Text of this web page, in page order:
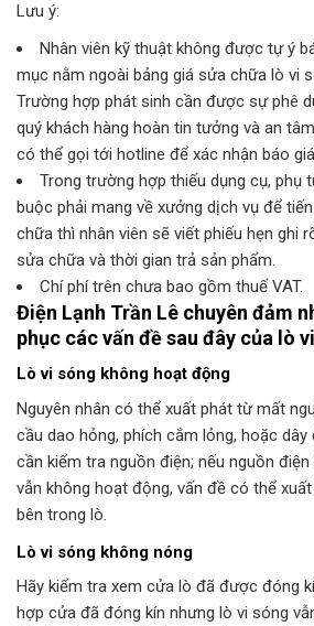
Lưu ý:
Nhân viên kỹ thuật không được tự ý
mục nằm ngoài bảng giá sửa chữa lò vi
Trường hợp phát sinh cần được sự phê
quý khách hàng hoàn tin tưởng và an
có thể gọi tới hotline để xác nhận báo
Trong trường hợp thiếu dụng cụ, phụ
buộc phải mang về xưởng dịch vụ để
chữa thì nhân viên sẽ viết phiếu hẹn ghi
sửa chữa và thời gian trả sản phẩm.
Chí phí trên chưa bao gồm thuế VAT.
Điện Lạnh Trần Lê chuyên đảm
phục các vấn đề sau đây của lò
Lò vi sóng không hoạt động
Nguyên nhân có thể xuất phát từ mất
cầu dao hỏng, phích cắm lỏng, hoặc dây
cần kiểm tra nguồn điện; nếu nguồn
vẫn không hoạt động, vấn đề có thể
bên trong lò.
Lò vi sóng không nóng
Hãy kiểm tra xem cửa lò đã được đóng
hợp cửa đã đóng kín nhưng lò vi sóng